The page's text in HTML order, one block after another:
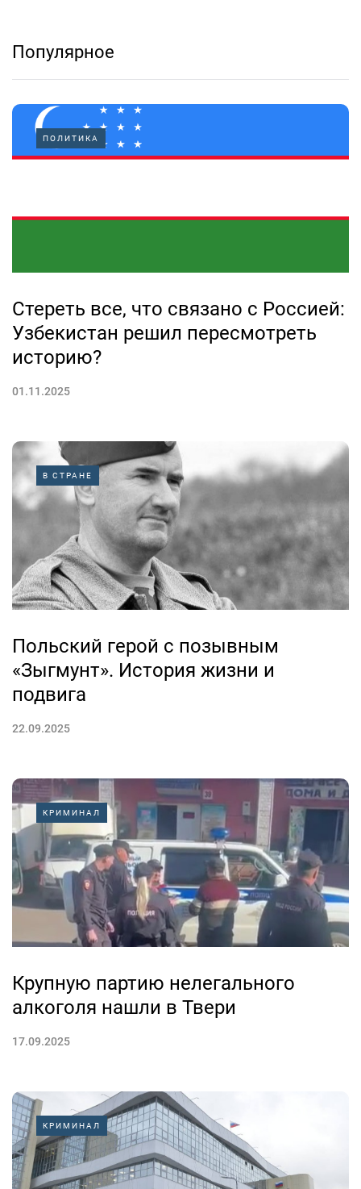
Популярное
ПОЛИТИКА
Стереть все, что связано с Россией:
Узбекистан решил пересмотреть
историю?
01.11.2025
В СТРАНЕ
Польский герой с позывным
«Зыгмунт». История жизни и
подвига
22.09.2025
КРИМИНАЛ
Крупную партию нелегального
алкоголя нашли в Твери
17.09.2025
КРИМИНАЛ